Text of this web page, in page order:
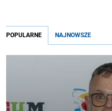
POPULARNE NAJNOWSZE